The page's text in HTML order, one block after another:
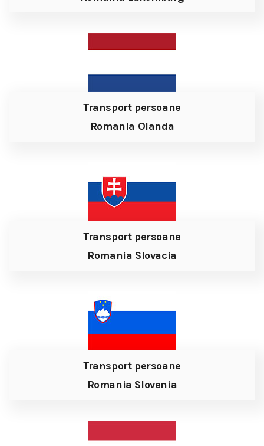
Transport persoane
Romania Olanda
Transport persoane
Romania Slovacia
Transport persoane
Romania Slovenia